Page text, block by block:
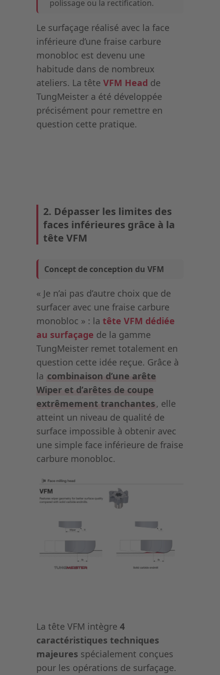
polissage ou la rectification.
Le surfaçage réalisé avec la face
inférieure d’une fraise carbure
monobloc est devenu une
habitude dans de nombreux
ateliers. La tête VFM Head de
TungMeister a été développée
précisément pour remettre en
question cette pratique.
2. Dépasser les limites des
faces inférieures grâce à la
tête VFM
Concept de conception du VFM
« Je n’ai pas d’autre choix que de
surfacer avec une fraise carbure
monobloc » : la tête VFM dédiée
au surfaçage de la gamme
TungMeister remet totalement en
question cette idée reçue. Grâce à
la combinaison d’une arête
Wiper et d’arêtes de coupe
extrêmement tranchantes, elle
atteint un niveau de qualité de
surface impossible à obtenir avec
une simple face inférieure de fraise
carbure monobloc.
La tête VFM intègre 4
caractéristiques techniques
majeures spécialement conçues
pour les opérations de surfaçage.